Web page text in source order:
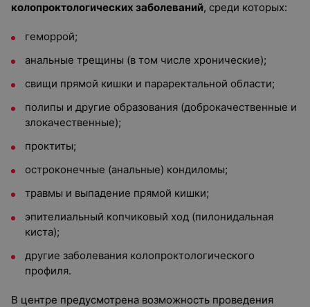
колопроктологических заболеваний, среди которых:
геморрой;
анальные трещины (в том числе хронические);
свищи прямой кишки и параректальной области;
полипы и другие образования (доброкачественные и
злокачественные);
проктиты;
остроконечные (анальные) кондиломы;
травмы и выпадение прямой кишки;
эпителиальный копчиковый ход (пилонидальная
киста);
другие заболевания колопроктологического
профиля.
В центре предусмотрена возможность проведения